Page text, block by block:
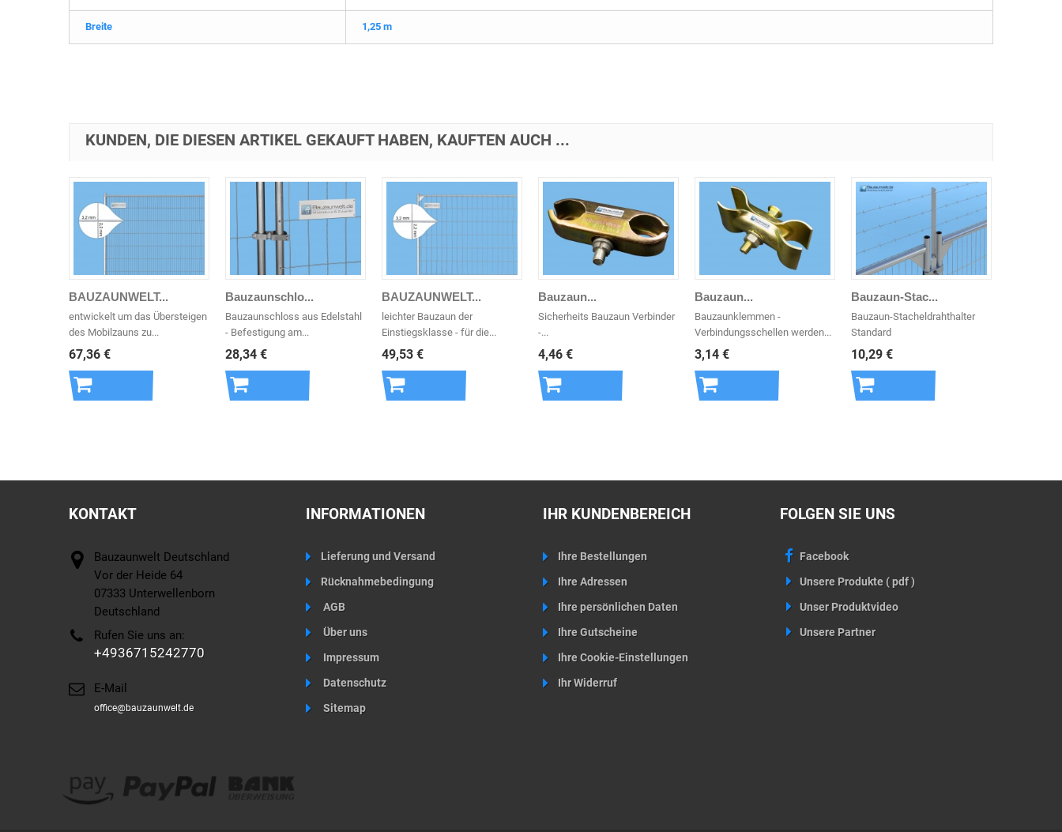
Breite 1,25 m
KUNDEN, DIE DIESEN ARTIKEL GEKAUFT HABEN, KAUFTEN AUCH ...
BAUZAUNWELT...
entwickelt um das Übersteigen
des Mobilzauns zu...
67,36 €
Bauzaunschlo...
Bauzaunschloss aus Edelstahl
- Befestigung am...
28,34 €
BAUZAUNWELT...
leichter Bauzaun der
Einstiegsklasse - für die...
49,53 €
Bauzaun...
Sicherheits Bauzaun Verbinder
-...
4,46 €
Bauzaun...
Bauzaunklemmen -
Verbindungsschellen werden...
3,14 €
Bauzaun-Stac...
Bauzaun-Stacheldrahthalter
Standard
10,29 €
KONTAKT
Bauzaunwelt Deutschland
Vor der Heide 64
07333 Unterwellenborn
Deutschland
Rufen Sie uns an:
+4936715242770
E-Mail
office@bauzaunwelt.de
INFORMATIONEN
Lieferung und Versand
Rücknahmebedingung
AGB
Über uns
Impressum
Datenschutz
Sitemap
IHR KUNDENBEREICH
Ihre Bestellungen
Ihre Adressen
Ihre persönlichen Daten
Ihre Gutscheine
Ihre Cookie-Einstellungen
Ihr Widerruf
FOLGEN SIE UNS
Facebook
Unsere Produkte ( pdf )
Unser Produktvideo
Unsere Partner